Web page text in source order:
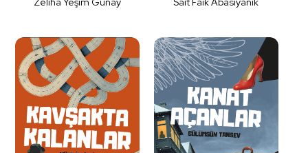
Detaylı
İncele
Detaylı
İncele